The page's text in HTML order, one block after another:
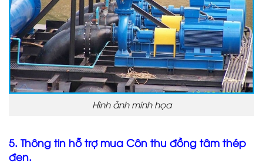
Hình ảnh minh họa
5. Thông tin hỗ trợ mua Côn thu đồng tâm thép
đen.